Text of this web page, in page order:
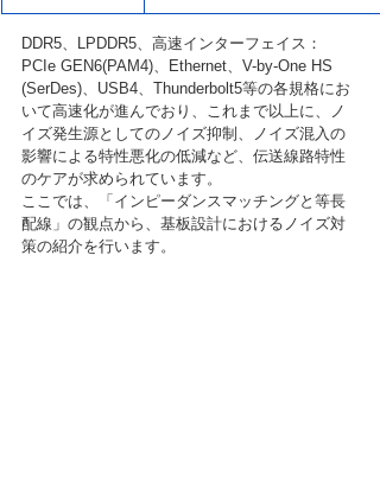
DDR5、LPDDR5、高速インターフェイス：
PCIe GEN6(PAM4)、Ethernet、V-by-One HS
(SerDes)、USB4、Thunderbolt5等の各規格にお
いて高速化が進んでおり、これまで以上に、ノ
イズ発生源としてのノイズ抑制、ノイズ混入の
影響による特性悪化の低減など、伝送線路特性
のケアが求められています。
ここでは、「インピーダンスマッチングと等長
配線」の観点から、基板設計におけるノイズ対
策の紹介を行います。